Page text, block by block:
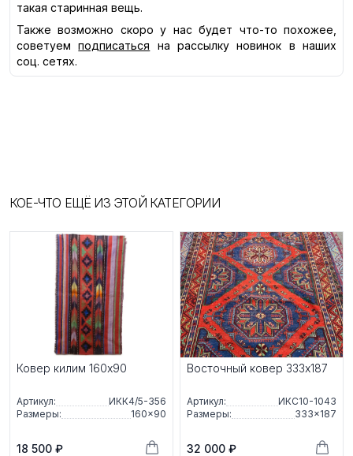
такая старинная вещь.
Также возможно скоро у нас будет что-то похожее,
советуем
подписаться
на рассылку новинок в наших
соц. сетях.
КОЕ-ЧТО ЕЩЁ ИЗ ЭТОЙ КАТЕГОРИИ
Ковер килим 160x90
Артикул:
ИКК4/5-356
Размеры:
160×90
18 500 ₽
Восточный ковер 333x187
Артикул:
ИКС10-1043
Размеры:
333×187
32 000 ₽